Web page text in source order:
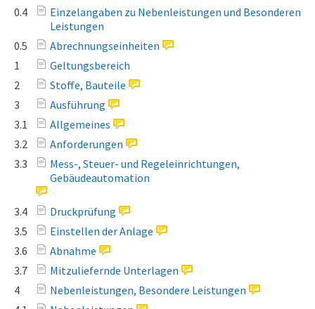
0.4
Einzelangaben zu Nebenleistungen und Besonderen
Leistungen
0.5
Abrechnungseinheiten
1
Geltungsbereich
2
Stoffe, Bauteile
3
Ausführung
3.1
Allgemeines
3.2
Anforderungen
3.3
Mess-, Steuer- und Regeleinrichtungen,
Gebäudeautomation
3.4
Druckprüfung
3.5
Einstellen der Anlage
3.6
Abnahme
3.7
Mitzuliefernde Unterlagen
4
Nebenleistungen, Besondere Leistungen